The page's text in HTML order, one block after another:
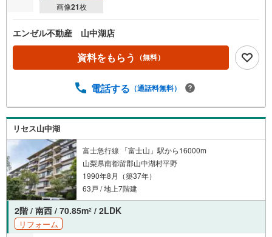
画像21枚
エンゼル不動産 山中湖店
資料をもらう （無料）
電話する （通話料無料）
リセス山中湖
富士急行線 「富士山」駅から16000m
山梨県南都留郡山中湖村平野
1990年8月（築37年）
63戸 / 地上7階建
2階 / 南西 / 70.85m2 / 2LDK
リフォーム